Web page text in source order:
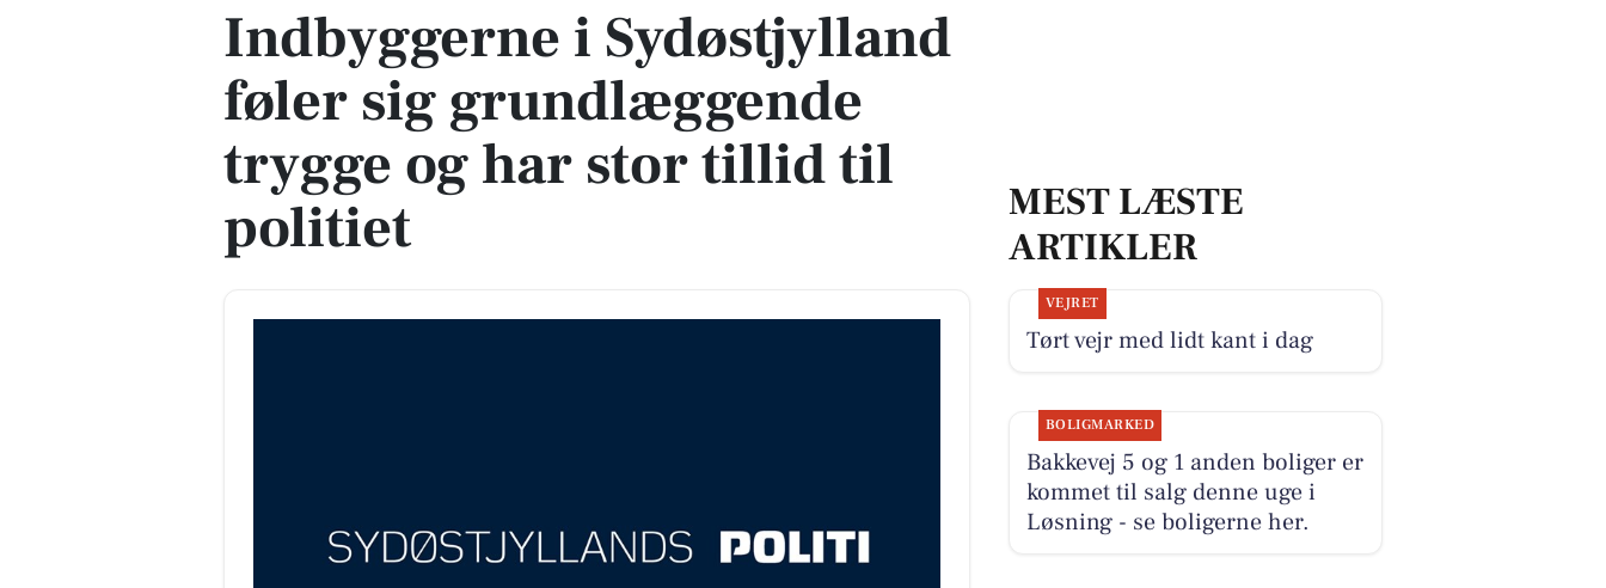
Indbyggerne i Sydøstjylland
føler sig grundlæggende
trygge og har stor tillid til
politiet
MEST LÆSTE
ARTIKLER
VEJRET
Tørt vejr med lidt kant i dag
BOLIGMARKED
Bakkevej 5 og 1 anden boliger er
kommet til salg denne uge i
Løsning - se boligerne her.